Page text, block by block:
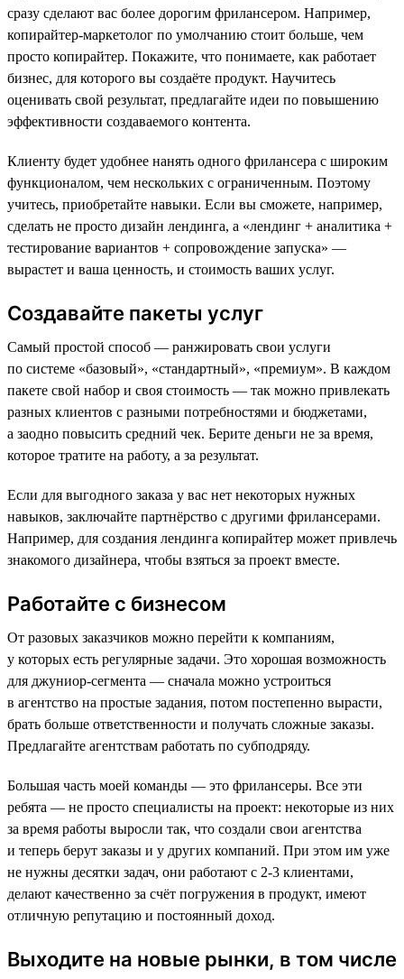
сразу сделают вас более дорогим фрилансером. Например,
копирайтер-маркетолог по умолчанию стоит больше, чем
просто копирайтер. Покажите, что понимаете, как работает
бизнес, для которого вы создаёте продукт. Научитесь
оценивать свой результат, предлагайте идеи по повышению
эффективности создаваемого контента.
Клиенту будет удобнее нанять одного фрилансера с широким
функционалом, чем нескольких с ограниченным. Поэтому
учитесь, приобретайте навыки. Если вы сможете, например,
сделать не просто дизайн лендинга, а «лендинг + аналитика +
тестирование вариантов + сопровождение запуска» —
вырастет и ваша ценность, и стоимость ваших услуг.
Создавайте пакеты услуг
Самый простой способ — ранжировать свои услуги
по системе «базовый», «стандартный», «премиум». В каждом
пакете свой набор и своя стоимость — так можно привлекать
разных клиентов с разными потребностями и бюджетами,
а заодно повысить средний чек. Берите деньги не за время,
которое тратите на работу, а за результат.
Если для выгодного заказа у вас нет некоторых нужных
навыков, заключайте партнёрство с другими фрилансерами.
Например, для создания лендинга копирайтер может привлечь
знакомого дизайнера, чтобы взяться за проект вместе.
Работайте с бизнесом
От разовых заказчиков можно перейти к компаниям,
у которых есть регулярные задачи. Это хорошая возможность
для джуниор-сегмента — сначала можно устроиться
в агентство на простые задания, потом постепенно вырасти,
брать больше ответственности и получать сложные заказы.
Предлагайте агентствам работать по субподряду.
Большая часть моей команды — это фрилансеры. Все эти
ребята — не просто специалисты на проект: некоторые из них
за время работы выросли так, что создали свои агентства
и теперь берут заказы и у других компаний. При этом им уже
не нужны десятки задач, они работают с 2-3 клиентами,
делают качественно за счёт погружения в продукт, имеют
отличную репутацию и постоянный доход.
Выходите на новые рынки, в том числе